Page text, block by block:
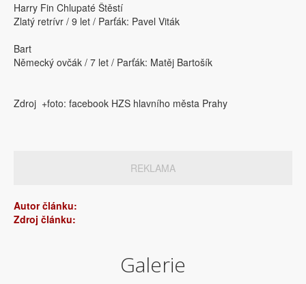
Harry Fin Chlupaté Štěstí
Zlatý retrívr / 9 let / Parťák: Pavel Viták
Bart
Německý ovčák / 7 let / Parťák: Matěj Bartošík
Zdroj +foto: facebook HZS hlavního města Prahy
REKLAMA
Autor článku:
Zdroj článku:
Galerie